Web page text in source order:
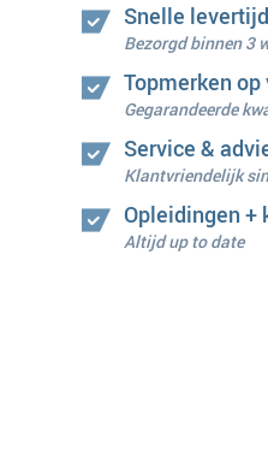
Snelle levertijd
Bezorgd binnen 3
Topmerken op
Gegarandeerde
Service &
Klantvriendelijk
Opleidingen +
Altijd up to date